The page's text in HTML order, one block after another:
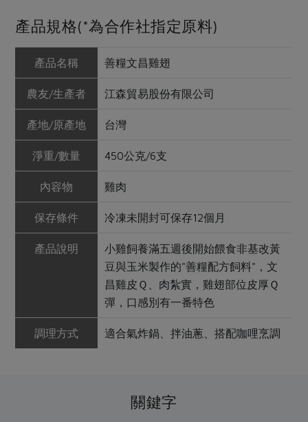
產品規格(*為合作社指定原料)
產品名稱 善糧文昌雞翅
農友/生產者 江森貿易股份有限公司
產地/原產地 台灣
淨重/數量 450公克/6支
內容物 雞肉
保存條件 冷凍未開封可保存12個月
產品說明
小雞飼養滿五週後開始餵食非基改黃
豆與玉米製作的"善糧配方飼料"，文
昌雞皮Ｑ、肉紮實，雞翅部位皮厚Ｑ
彈，口感別有一番特色
調理方式 適合氣炸鍋、拌油蔥、搭配咖哩烹調
關鍵字